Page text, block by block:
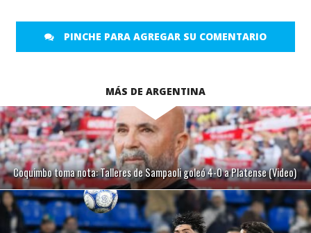
PINCHE PARA AGREGAR SU COMENTARIO
MÁS DE ARGENTINA
Coquimbo toma nota: Talleres de Sampaoli goleó 4-0 a Platense (Video)